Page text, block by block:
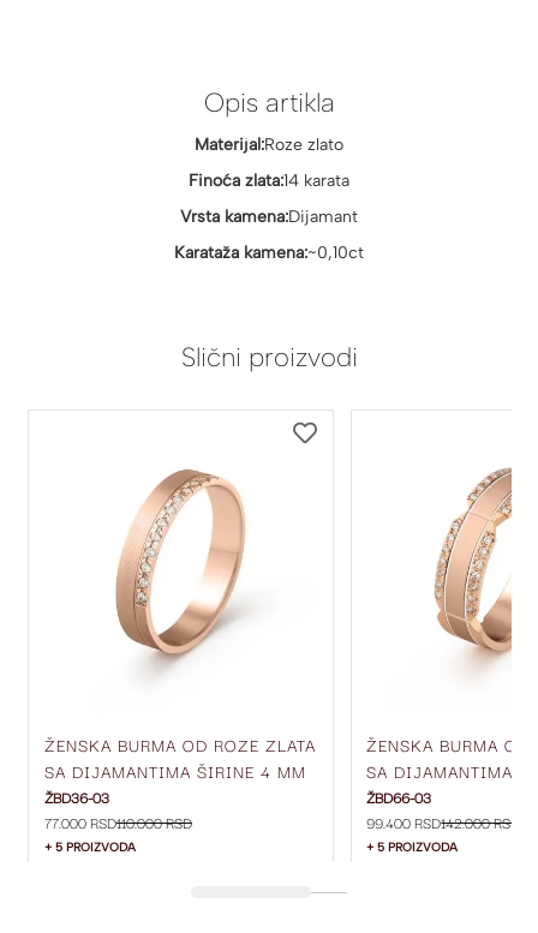
Opis artikla
Materijal:Roze zlato
Finoća zlata:14 karata
Vrsta kamena:Dijamant
Karataža kamena:~0,10ct
Slični proizvodi
ŽENSKA BURMA OD ROZE ZLATA
SA DIJAMANTIMA ŠIRINE 4 MM
ŽBD36-03
ŽBD36-03
77.000 RSD110.000 RSD
+ 5 PROIZVODA
ŽENSKA BURMA OD
SA DIJAMANTIMA
ŽBD66-03
ŽBD66-03
99.400 RSD142.000 RSD
+ 5 PROIZVODA